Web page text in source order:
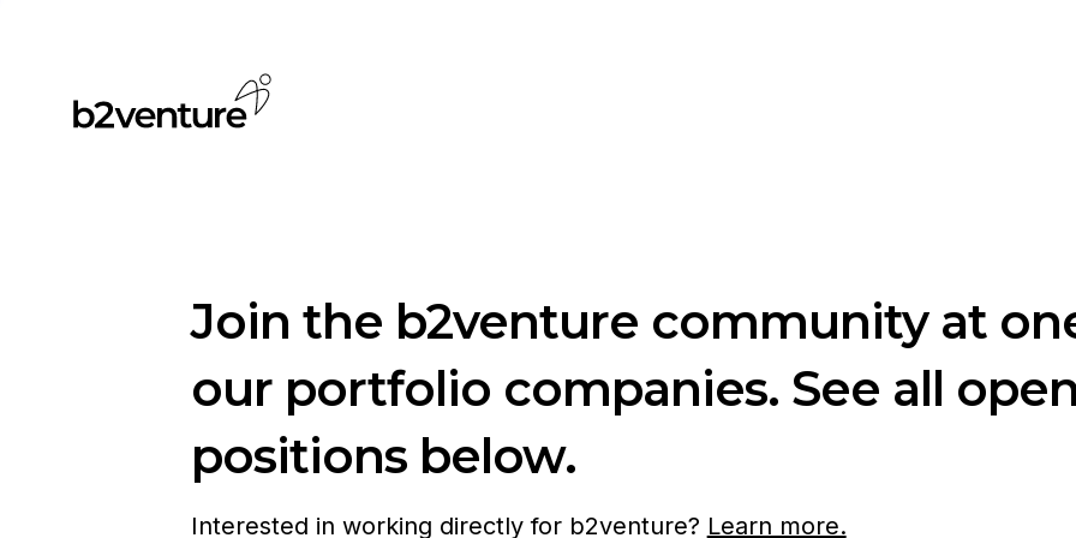
Join the b2venture community at
our portfolio companies. See all
positions below.
Interested in working directly for b2venture? Learn more.